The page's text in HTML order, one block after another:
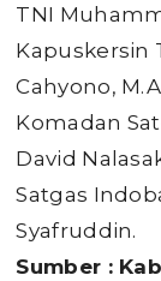
TNI
Kapuskersin
Cahyono,
Komadan
David
Satgas
Syafruddin.
Sumber :